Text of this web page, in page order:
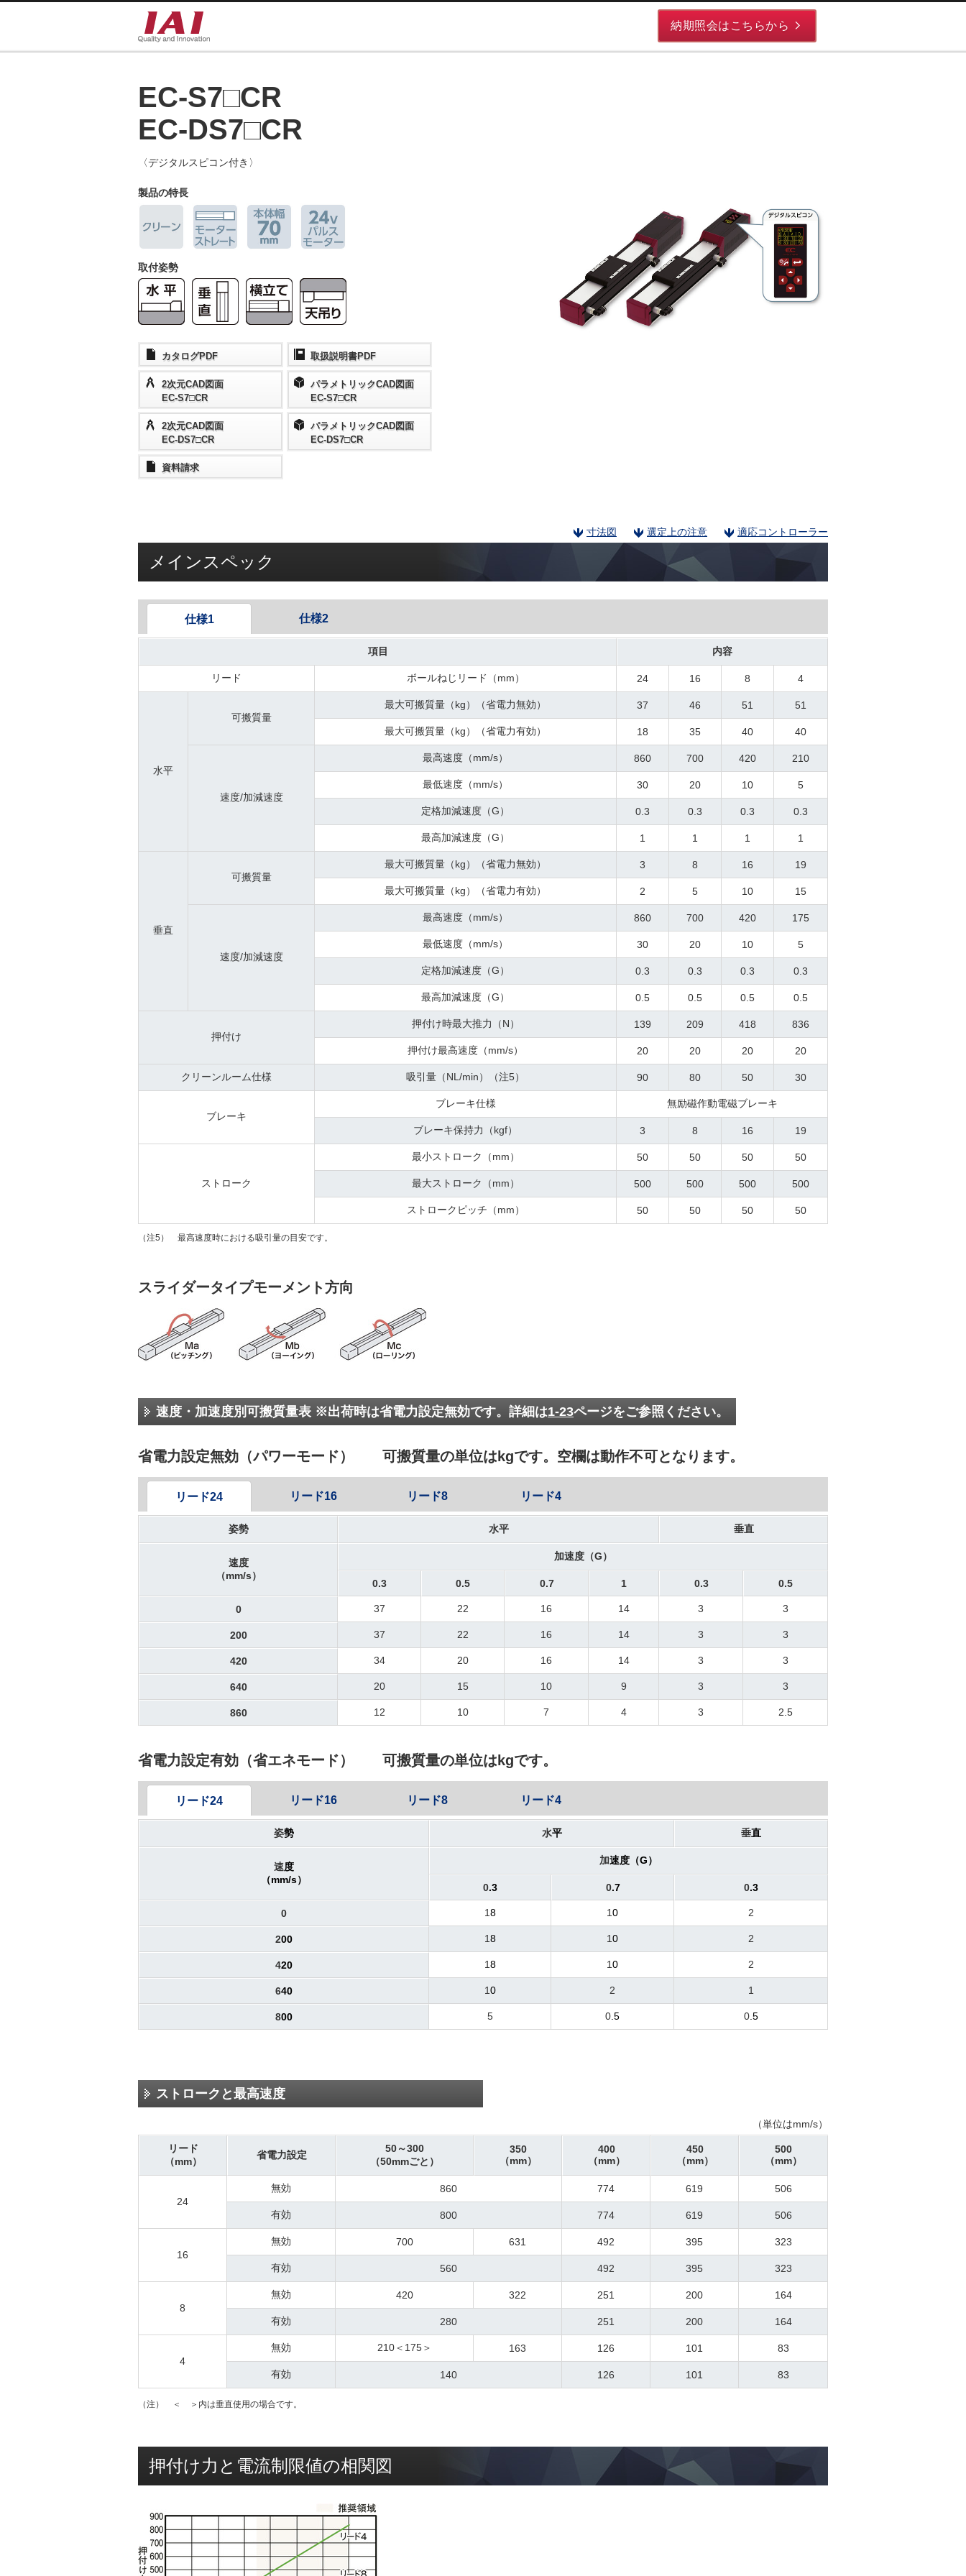
納期照会はこちらから
EC-S7□CR
EC-DS7□CR
〈デジタルスピコン付き〉
製品の特長
取付姿勢
カタログPDF
2次元CAD図面
EC-S7□CR
2次元CAD図面
EC-DS7□CR
資料請求
取扱説明書PDF
パラメトリックCAD図面
EC-S7□CR
パラメトリックCAD図面
EC-DS7□CR
寸法図 選定上の注意 適応コントローラー
メインスペック
仕様1
項目 内容
リード ボールねじリード（mm） 24 16 8 4
水平
可搬質量
最大可搬質量（kg）（省電力無効） 37 46 51 51
最大可搬質量（kg）（省電力有効） 18 35 40 40
速度/加減速度
最高速度（mm/s） 860 700 420 210
最低速度（mm/s） 30 20 10 5
定格加減速度（G） 0.3 0.3 0.3 0.3
最高加減速度（G） 1 1 1 1
垂直
可搬質量
最大可搬質量（kg）（省電力無効） 3 8 16 19
最大可搬質量（kg）（省電力有効） 2 5 10 15
速度/加減速度
最高速度（mm/s） 860 700 420 175
最低速度（mm/s） 30 20 10 5
定格加減速度（G） 0.3 0.3 0.3 0.3
最高加減速度（G） 0.5 0.5 0.5 0.5
押付け
押付け時最大推力（N） 139 209 418 836
押付け最高速度（mm/s） 20 20 20 20
クリーンルーム仕様 吸引量（NL/min）（注5） 90 80 50 30
ブレーキ
ブレーキ仕様 無励磁作動電磁ブレーキ
ブレーキ保持力（kgf） 3 8 16 19
ストローク
最小ストローク（mm） 50 50 50 50
最大ストローク（mm） 500 500 500 500
ストロークピッチ（mm） 50 50 50 50
（注5） 最高速度時における吸引量の目安です。
仕様2
スライダータイプモーメント方向
速度・加速度別可搬質量表 ※出荷時は省電力設定無効です。詳細は1-23ページをご参照ください。
省電力設定無効（パワーモード） 可搬質量の単位はkgです。空欄は動作不可となります。
リード24
姿勢 水平 垂直
速度
（mm/s）
加速度（G）
0.3 0.5 0.7 1 0.3 0.5
0 37 22 16 14 3 3
200 37 22 16 14 3 3
420 34 20 16 14 3 3
640 20 15 10 9 3 3
860 12 10 7 4 3 2.5
リード16 リード8 リード4
省電力設定有効（省エネモード） 可搬質量の単位はkgです。
リード24
姿勢 水平 垂直
速度
（mm/s）
加速度（G）
0.3 0.7 0.3
0 18 10 2
200 18 10 2
420 18 10 2
640 10 2 1
800 5 0 .5 0.5
リード16 リード8 リード4
ストロークと最高速度
（単位はmm/s）
リード
（mm）
省電力設定
50～300
（50mmごと）
350
（mm）
400
（mm）
450
（mm）
500
（mm）
24
無効 860 774 619 506
有効 800 774 619 506
16
無効 700 631 492 395 323
有効 560 492 395 323
8
無効 420 322 251 200 164
有効 280 251 200 164
4
無効 210＜175＞ 163 126 101 83
有効 140 126 101 83
（注） ＜ ＞内は垂直使用の場合です。
押付け力と電流制限値の相関図